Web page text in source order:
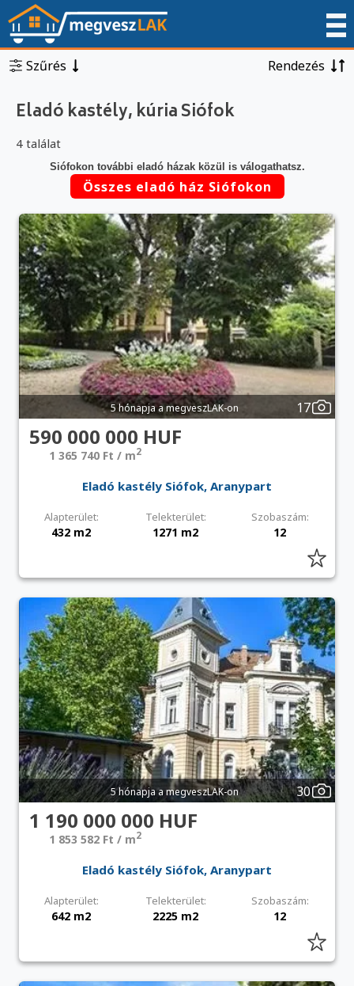
Szűrés Rendezés
Eladó kastély, kúria Siófok
4 találat
Siófokon további eladó házak közül is válogathatsz.
Összes eladó ház Siófokon
5 hónapja a megveszLAK-on 17
590 000 000 HUF
1 365 740 Ft / m2
Eladó kastély Siófok, Aranypart
Alapterület: Telekterület: Szobaszám:
432 m2 1271 m2 12
5 hónapja a megveszLAK-on 30
1 190 000 000 HUF
1 853 582 Ft / m2
Eladó kastély Siófok, Aranypart
Alapterület: Telekterület: Szobaszám:
642 m2 2225 m2 12